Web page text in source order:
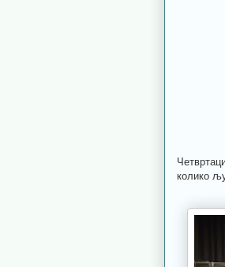
колико